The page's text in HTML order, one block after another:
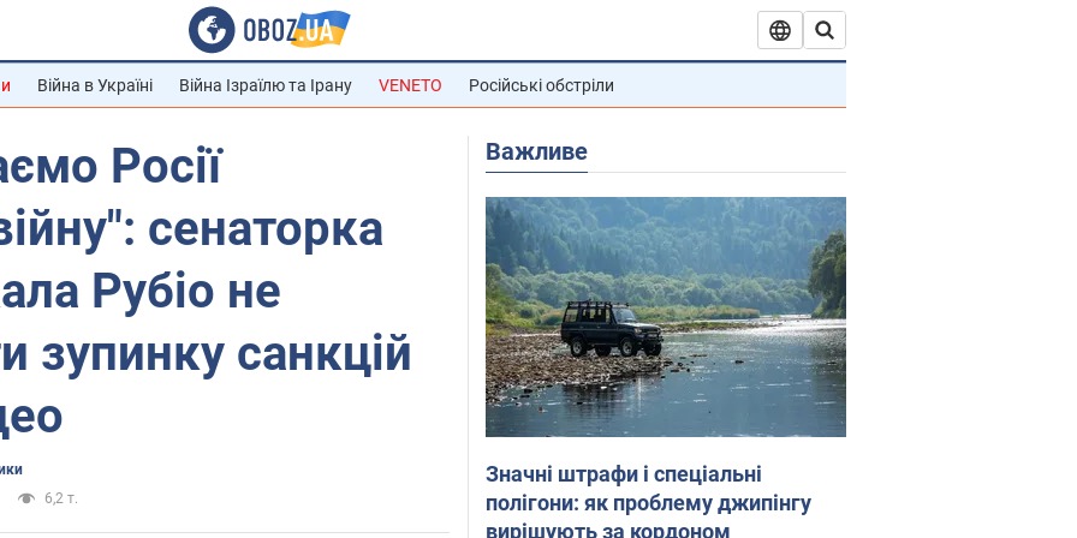
Війна в Україні Війна Ізраїлю та Ірану VENETO Російські обстріли
Росії
сенаторка
Рубіо не
зупинку санкцій
6,2 т.
Важливе
Значні штрафи і спеціальні
полігони: як проблему джипінгу
вирішують за кордоном